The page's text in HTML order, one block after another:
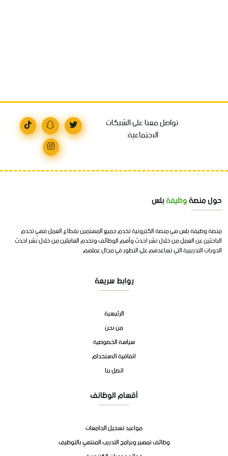
تواصل معنا على الشبكات
الاجتماعية:
حول منصةوظيفةبلس
منصة وظيفة بلس هي منصة الكترونية تخدم جميع المهتمين بقطاع العمل فهي تخدم
الباحثين عن العمل من خلال نشر احدث وأهم الوظائف وتخدم العاملين من خلال نشر احدث
الدورات التدريبية التي تساعدهم على التطور في مجال عملهم
روابط سريعة
الرئيسية
من نحن
سياسة الخصوصية
اتفاقية الاستخدام
اتصل بنا
أقسام الوظائف
مواعيد تسجيل الجامعات
وظائف تمهير وبرامج التدريب المنتهي بالتوظيف